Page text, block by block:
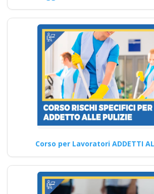
aula virtuale
corso formatori
rls rlst preposto
datore lavoratori
dlspp rinnovo
patentino
gru trattore
escavatore ple
Corso di
degli alimenti corso
rspp datore lavoratori…
Continua
Corso per Lavoratori ADDETTI